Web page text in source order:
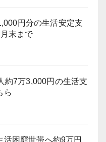
円分の生活安定支
末まで
約7万3,000円の生活支
ら
活困窮世帯へ約9万円